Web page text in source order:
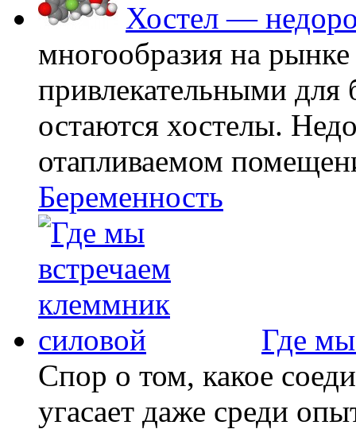
Хостел —
многообразия на
привлекательными
остаются хостелы.
отапливаемом
Беременность
Где
Спор о том, какое
угасает даже среди